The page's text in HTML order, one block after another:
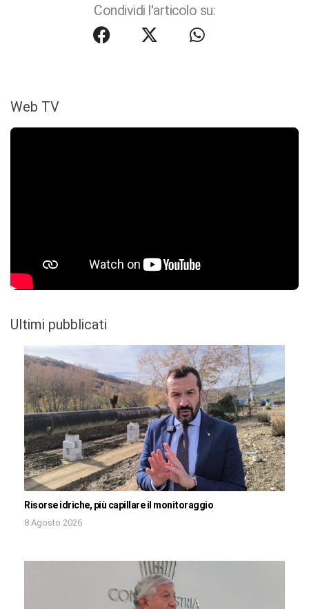
Condividi l'articolo su:
Web TV
Ultimi pubblicati
Risorse idriche, più capillare il monitoraggio
8 Agosto 2026